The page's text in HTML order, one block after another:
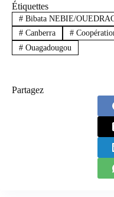
Étiquettes
#Bibata NEBIE/
#Canberra #
#Ouagadougou
Partagez